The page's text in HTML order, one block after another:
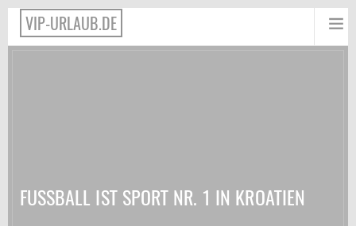
VIP-URLAUB.DE
FUSSBALL IST SPORT NR. 1 IN KROATIEN